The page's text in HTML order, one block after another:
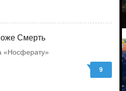
Смерть
«Носферату»
9